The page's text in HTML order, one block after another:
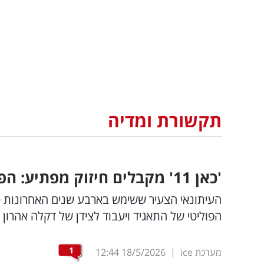
תקשורת ומדיה
'כאן 11' מקבלים חיזוק מפתיע: הפאנליסט הוותיק מערוץ 12 עובר למתחרים
הפוליטי של התאגיד ויעבוד לצידן של דקלה
מערכת ice |
18/5/2026
12:44
1